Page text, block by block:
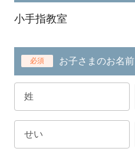
小手指教室
必須 お子さまのお名前